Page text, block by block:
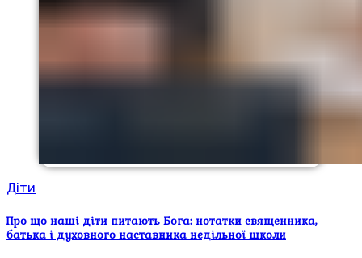
Діти
Про що наші діти питають Бога: нотатки священника,
батька і духовного наставника недільної школи